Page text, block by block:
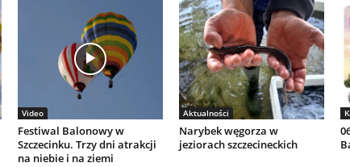
Video
Festiwal Balonowy w
Szczecinku. Trzy dni atrakcji
na niebie i na ziemi
Aktualności
Narybek węgorza w
jeziorach szczecineckich